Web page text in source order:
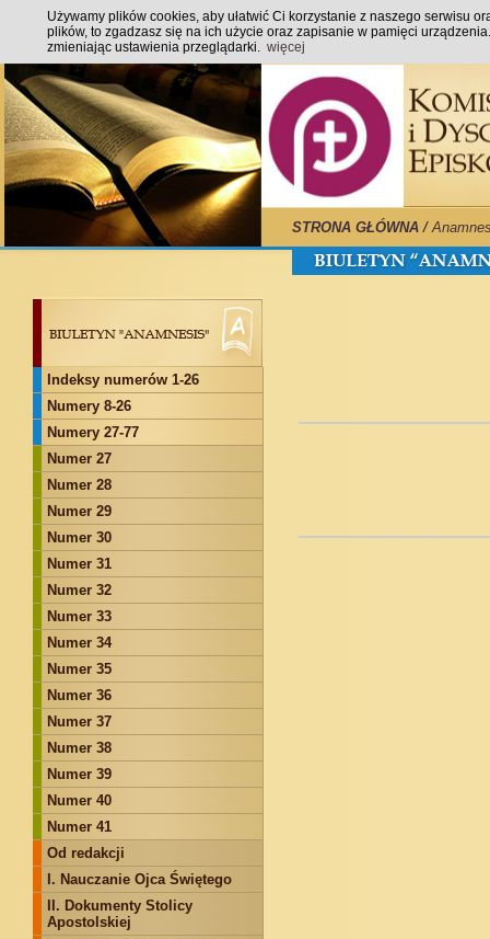
Używamy plików cookies, aby ułatwić Ci korzystanie z naszego serwisu
plików, to zgadzasz się na ich użycie oraz zapisanie w pamięci
zmieniając ustawienia przeglądarki. więcej
STRONA GŁÓWNA /
Indeksy numerów 1-26
Numery 8-26
Numery 27-77
Numer 27
Numer 28
Numer 29
Numer 30
Numer 31
Numer 32
Numer 33
Numer 34
Numer 35
Numer 36
Numer 37
Numer 38
Numer 39
Numer 40
Numer 41
Od redakcji
I. Nauczanie Ojca Świętego
II. Dokumenty Stolicy
Apostolskiej